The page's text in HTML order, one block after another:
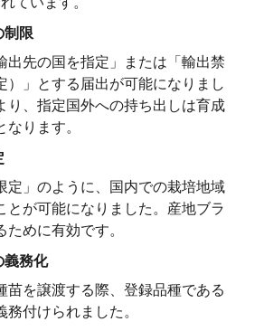
制限
出先の国を指定」または「輸出禁
）」とする届出が可能になりまし
り、指定国外への持ち出しは育成
なります。
定」のように、国内での栽培地域
とが可能になりました。産地ブラ
ために有効です。
義務化
苗を譲渡する際、登録品種である
務付けられました。